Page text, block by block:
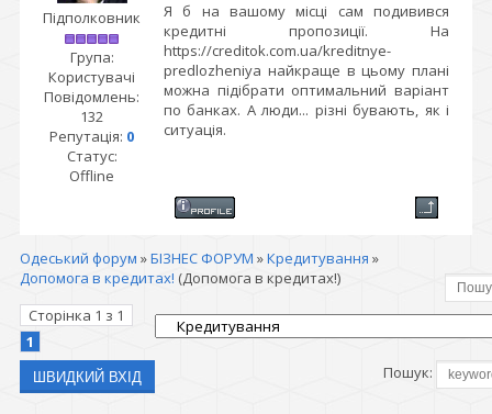
Підполковник
Група:
Користувачі
Повідомлень:
132
Репутація: 0
Статус:
Offline
Я б на вашому місці сам подивився
кредитні пропозиції. На
https://creditok.com.ua/kreditnye-
predlozheniya найкраще в цьому плані
можна підібрати оптимальний варіант
по банках. А люди... різні бувають, як і
ситуація.
Одеський форум »БІЗНЕС ФОРУМ »Кредитування »
Допомога в кредитах! (Допомога в кредитах!)
Сторінка 1 з 1
1
Пошук: